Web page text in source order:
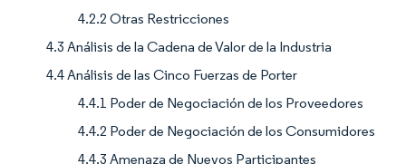
4.2.2 Otras Restricciones
4.3 Análisis de la Cadena de Valor de la Industria
4.4 Análisis de las Cinco Fuerzas de Porter
4.4.1 Poder de Negociación de los Proveedores
4.4.2 Poder de Negociación de los Consumidores
4.4.3 Amenaza de Nuevos Participantes